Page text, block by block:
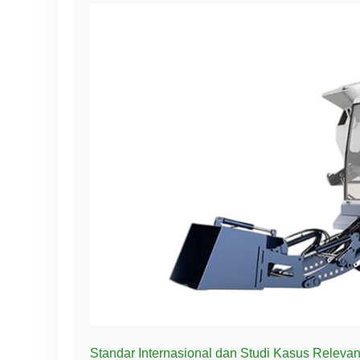
Standar Internasional dan Studi Kasus Relevan